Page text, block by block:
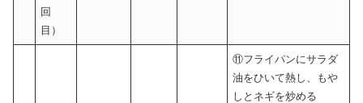
回
目）
⑪フライパンにサラダ
油をひいて熱し、もや
しとネギを炒める